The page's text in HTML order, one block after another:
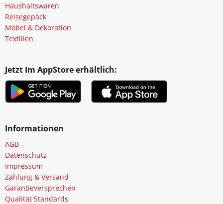
Haushaltswaren
Reisegepäck
Möbel & Dekoration
Textilien
Jetzt Im AppStore erhältlich:
Informationen
AGB
Datenschutz
Impressum
Zahlung & Versand
Garantieversprechen
Qualität Standards